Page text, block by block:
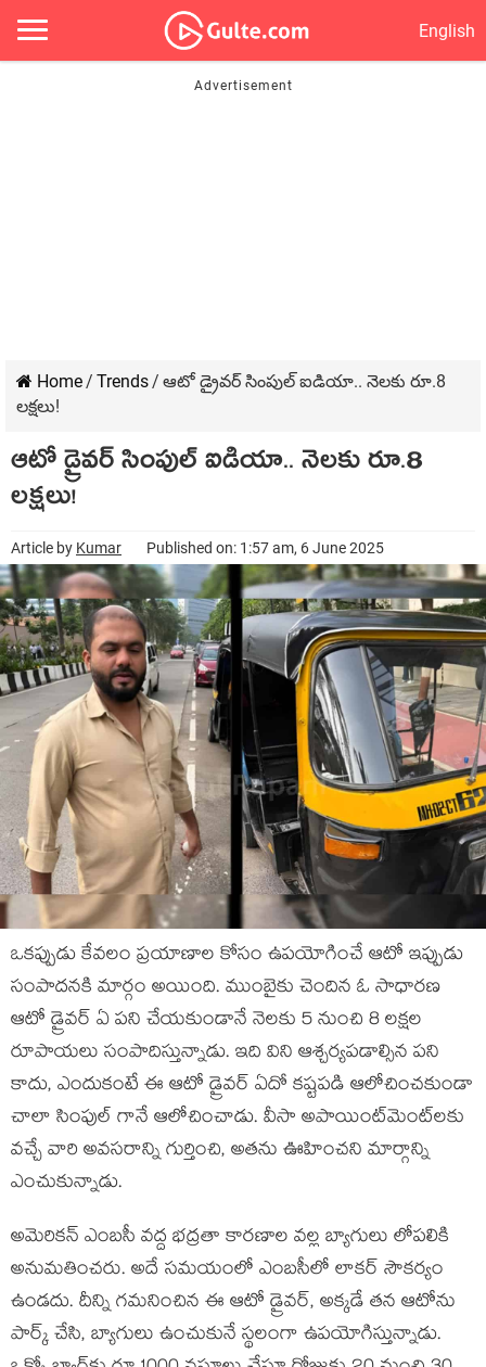
English
Home/ Trends/ ఆటో డ్రైవర్ సింపుల్ ఐడియా.. నెలకు రూ.8
లక్షలు!
ఆటో డ్రైవర్ సింపుల్ ఐడియా.. నెలకు రూ.8
లక్షలు!
Article by Kumar Published on: 1:57 am, 6 June 2025
ఒకప్పుడు కేవలం ప్రయాణాల కోసం ఉపయోగించే ఆటో ఇప్పుడు
సంపాదనకి మార్గం అయింది. ముంబైకు చెందిన ఓ సాధారణ
ఆటో డ్రైవర్ ఏ పని చేయకుండానే నెలకు 5 నుంచి 8 లక్షల
రూపాయలు సంపాదిస్తున్నాడు. ఇది విని ఆశ్చర్యపడాల్సిన పని
కాదు, ఎందుకంటే ఈ ఆటో డ్రైవర్ ఏదో కష్టపడి ఆలోచించకుండా
చాలా సింపుల్ గానే ఆలోచించాడు. వీసా అపాయింట్‌మెంట్‌లకు
వచ్చే వారి అవసరాన్ని గుర్తించి, అతను ఊహించని మార్గాన్ని
ఎంచుకున్నాడు.
అమెరికన్ ఎంబసీ వద్ద భద్రతా కారణాల వల్ల బ్యాగులు లోపలికి
అనుమతించరు. అదే సమయంలో ఎంబసీలో లాకర్ సౌకర్యం
ఉండదు. దీన్ని గమనించిన ఈ ఆటో డ్రైవర్, అక్కడే తన ఆటోను
పార్క్ చేసి, బ్యాగులు ఉంచుకునే స్థలంగా ఉపయోగిస్తున్నాడు.